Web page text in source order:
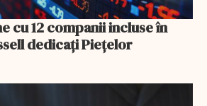
cu 12 companii incluse în
dedicați Piețelor